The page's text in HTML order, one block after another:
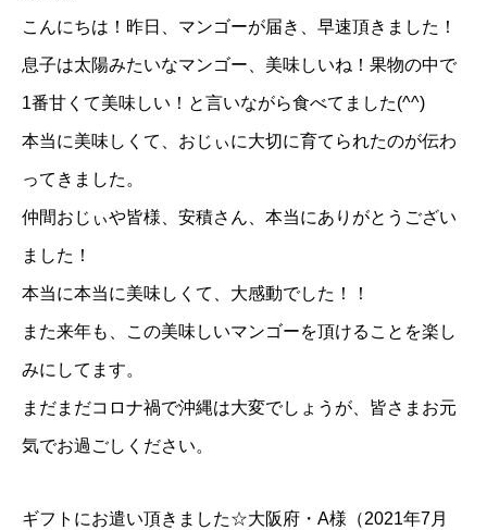
こんにちは！昨日、マンゴーが届き、早速頂きました！
息子は太陽みたいなマンゴー、美味しいね！果物の中で
1番甘くて美味しい！と言いながら食べてました(^^)
本当に美味しくて、おじぃに大切に育てられたのが伝わ
ってきました。
仲間おじぃや皆様、安積さん、本当にありがとうござい
ました！
本当に本当に美味しくて、大感動でした！！
また来年も、この美味しいマンゴーを頂けることを楽し
みにしてます。
まだまだコロナ禍で沖縄は大変でしょうが、皆さまお元
気でお過ごしください。
ギフトにお遣い頂きました☆大阪府・A様（2021年7月